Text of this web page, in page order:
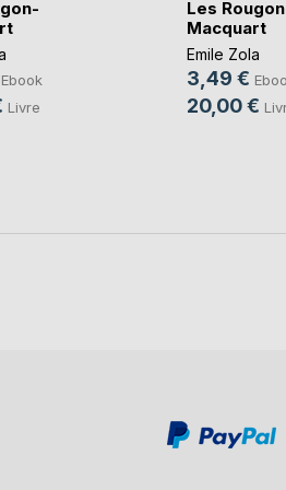
Ebook
Livre
Les
Macquart
Emile Zola
3,49 €
20,00 €